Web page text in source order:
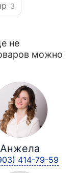
3
не
можно
Анжела
414-79-59